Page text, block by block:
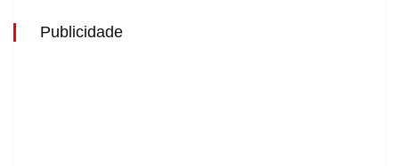
Publicidade